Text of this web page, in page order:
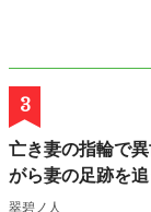
貨2
に
る）
い
え
なっ
召喚
り続
3
亡き妻の指輪で
がら妻の足跡を追
翠碧ノ人